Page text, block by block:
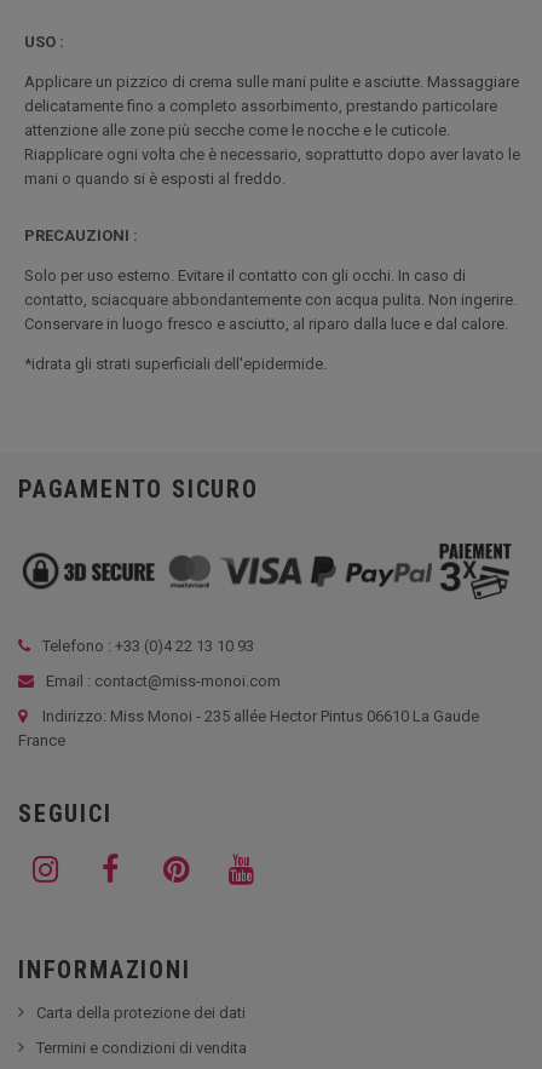
USO :
Applicare un pizzico di crema sulle mani pulite e asciutte. Massaggiare
delicatamente fino a completo assorbimento, prestando particolare
attenzione alle zone più secche come le nocche e le cuticole.
Riapplicare ogni volta che è necessario, soprattutto dopo aver lavato le
mani o quando si è esposti al freddo.
PRECAUZIONI :
Solo per uso esterno. Evitare il contatto con gli occhi. In caso di
contatto, sciacquare abbondantemente con acqua pulita. Non ingerire.
Conservare in luogo fresco e asciutto, al riparo dalla luce e dal calore.
*idrata gli strati superficiali dell'epidermide.
PAGAMENTO SICURO
Telefono : +33 (0)4 22 13 10 93
Email : contact@miss-monoi.com
Indirizzo: Miss Monoi - 235 allée Hector Pintus 06610 La Gaude
France
SEGUICI
INFORMAZIONI
Carta della protezione dei dati
Termini e condizioni di vendita